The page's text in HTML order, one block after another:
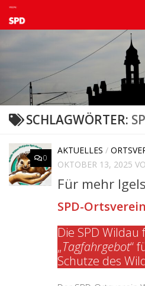
Zum Inhalt springen
SCHLAGWÖRTER:
0
AKTUELLES /
OKTOBER 13, 2025
Für mehr
SPD-
Die SPD
„Tagfahrgebot“
Schutze des